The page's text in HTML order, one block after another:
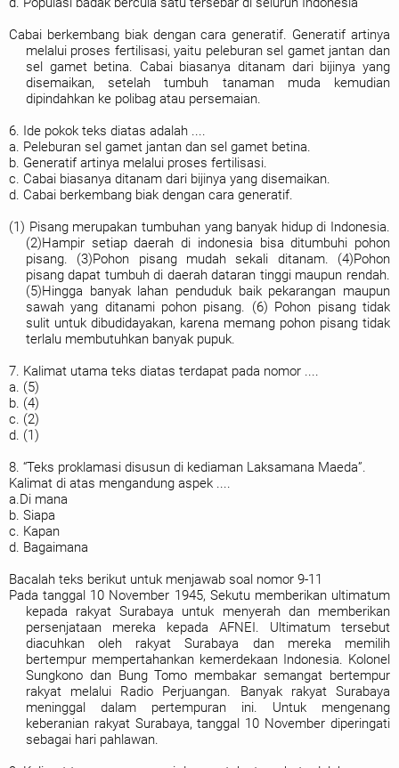
Cabai berkembang biak dengan cara generatif. Generatif artinya
melalui proses fertilisasi, yaitu peleburan sel gamet jantan dan
sel gamet betina. Cabai biasanya ditanam dari bijinya yang
disemaikan, setelah tumbuh tanaman muda kemudian
dipindahkan ke polibag atau persemaian.
6. Ide pokok teks diatas adalah ....
a. Peleburan sel gamet jantan dan sel gamet betina.
b. Generatif artinya melalui proses fertilisasi.
c. Cabai biasanya ditanam dari bijinya yang disemaikan.
d. Cabai berkembang biak dengan cara generatif.
(1) Pisang merupakan tumbuhan yang banyak hidup di Indonesia.
(2)Hampir setiap daerah di indonesia bisa ditumbuhi pohon
pisang. (3)Pohon pisang mudah sekali ditanam. (4)Pohon
pisang dapat tumbuh di daerah dataran tinggi maupun rendah.
(5)Hingga banyak lahan penduduk baik pekarangan maupun
sawah yang ditanami pohon pisang. (6) Pohon pisang tidak
sulit untuk dibudidayakan, karena memang pohon pisang tidak
terlalu membutuhkan banyak pupuk.
7. Kalimat utama teks diatas terdapat pada nomor ....
a. (5)
b. (4)
c. (2)
d. (1)
8. “Teks proklamasi disusun di kediaman Laksamana Maeda”.
Kalimat di atas mengandung aspek ....
a.Di mana
b. Siapa
c. Kapan
d. Bagaimana
Bacalah teks berikut untuk menjawab soal nomor 9-11
Pada tanggal 10 November 1945, Sekutu memberikan ultimatum
kepada rakyat Surabaya untuk menyerah dan memberikan
persenjataan mereka kepada AFNEI. Ultimatum tersebut
diacuhkan oleh rakyat Surabaya dan mereka memilih
bertempur mempertahankan kemerdekaan Indonesia. Kolonel
Sungkono dan Bung Tomo membakar semangat bertempur
rakyat melalui Radio Perjuangan. Banyak rakyat Surabaya
meninggal dalam pertempuran ini. Untuk mengenang
keberanian rakyat Surabaya, tanggal 10 November diperingati
sebagai hari pahlawan.